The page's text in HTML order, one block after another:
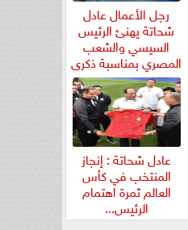
رجل الأعمال عادل
شحاتة يهنئ الرئيس
السيسي والشعب
المصري بمناسبة ذكرى
ثورة...
عادل شحاتة : إنجاز
المنتخب في كأس
العالم ثمرة اهتمام
الرئيس...